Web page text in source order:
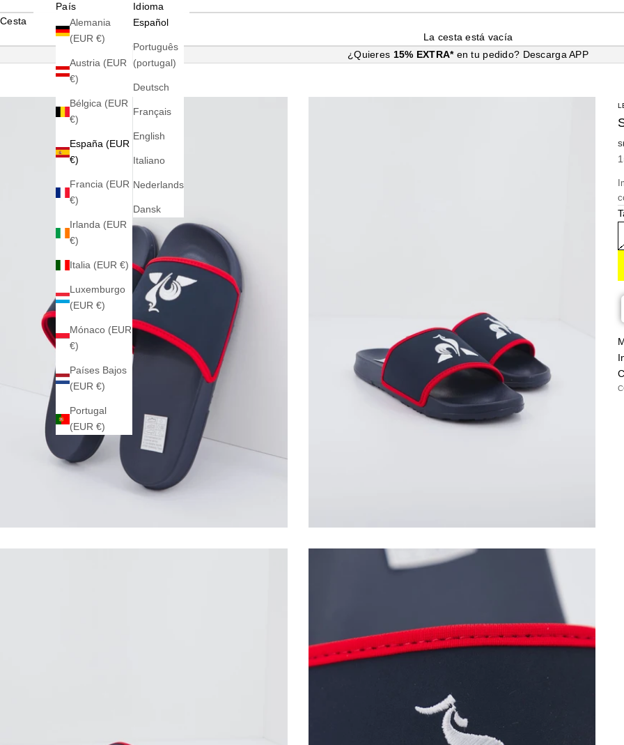
País
Alemania
(EUR €)
Austria (EUR
€)
Bélgica (EUR
€)
España (EUR
€)
Francia (EUR
€)
Irlanda (EUR
€)
Italia (EUR €)
Luxemburgo
(EUR €)
Mónaco (EUR
€)
Países Bajos
(EUR €)
Portugal
(EUR €)
Idioma
Español
Português
(portugal)
Deutsch
Français
English
Italiano
Nederlands
Dansk
Cesta
La cesta está vacía
¿Quieres 15% EXTRA* en tu pedido? Descarga APP